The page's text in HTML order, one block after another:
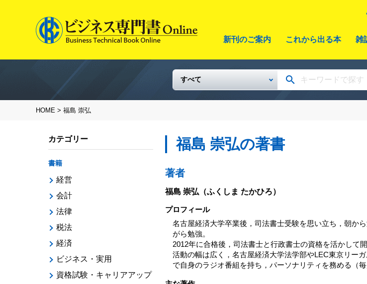
新刊のご案内 これから出る本 雑
HOME > 福島 崇弘
福島 崇弘の著書
著者
福島 崇弘 （ふくしま たかひろ）
プロフィール
名古屋経済大学卒業後，司法書士受験を思い立ち，朝か
がら勉強。
2012年に合格後，司法書士と行政書士の資格を活かして
活動の幅は広く，名古屋経済大学法学部やLEC東京リー
で自身のラジオ番組を持ち，パーソナリティを務める（毎
カテゴリー
書籍
経営
会計
法律
税法
経済
ビジネス・実用
資格試験・キャリアアップ